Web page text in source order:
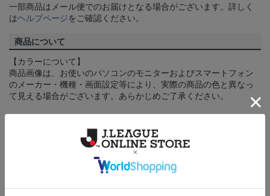
一部商品はメール便でのお届けとなる場合がございます。詳しく
はヘルプページをご確認ください。
商品について
【カラーについて】
商品画像は、お使いのパソコンのモニターおよびスマートフォン
のメーカー・機種・画面設定等により、実際の商品の色と異なっ
て見える場合がございます。あらかじめご了承ください。
取り扱い商品によっては、パッケージやデザインなどの仕様が予
告なく変更になることがございます。